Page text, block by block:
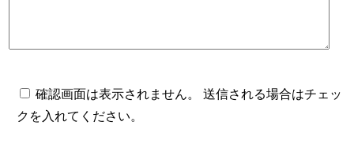
確認画面は表示されません。 送信される場合はチェッ
クを入れてください。